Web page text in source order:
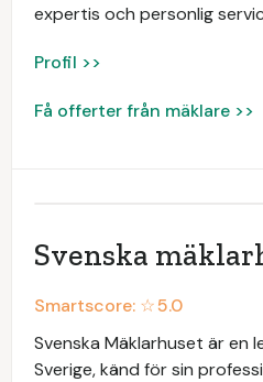
expertis och personlig
Profil >>
Få offerter från mäklare >>
Svenska
Smartscore: ☆5.0
Svenska Mäklarhuset är en
Sverige, känd för sin